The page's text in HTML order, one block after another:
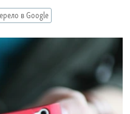
в Google